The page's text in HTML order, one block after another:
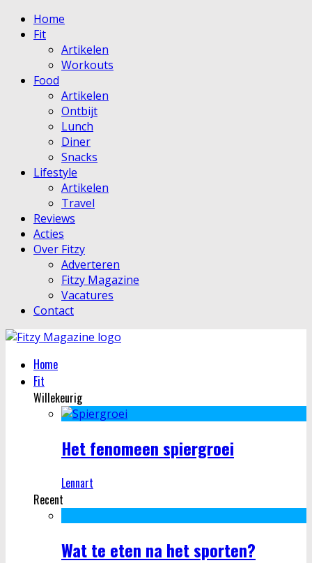
Home
Fit
Artikelen
Workouts
Food
Artikelen
Ontbijt
Lunch
Diner
Snacks
Lifestyle
Artikelen
Travel
Reviews
Acties
Over Fitzy
Adverteren
Fitzy Magazine
Vacatures
Contact
Home
Fit
Willekeurig
Het fenomeen spiergroei
Lennart
Recent
Wat te eten na het sporten?